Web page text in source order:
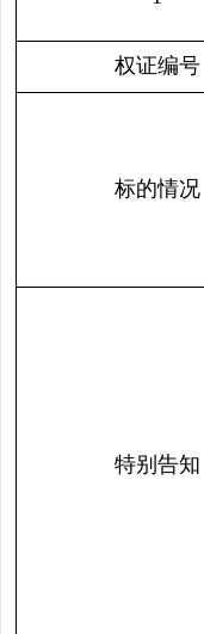
权证编号
标的情况
特别告知